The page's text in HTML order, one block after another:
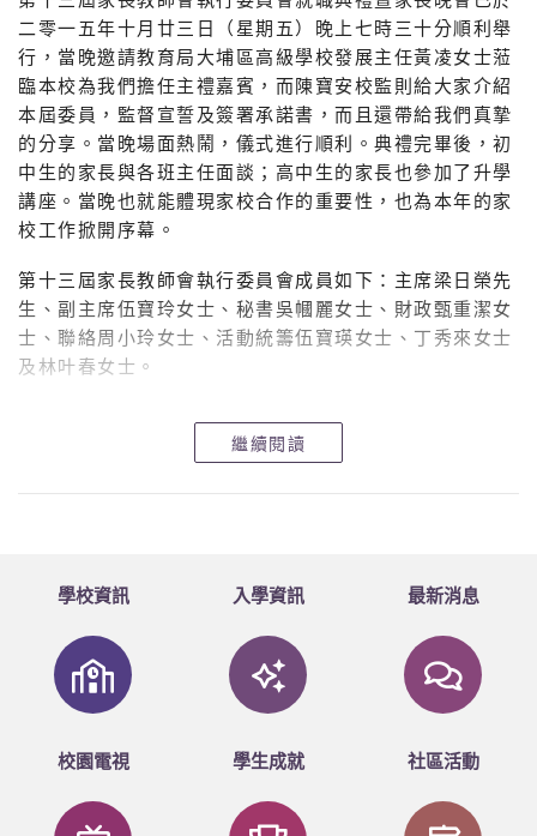
二零一五年十月廿三日（星期五）晚上七時三十分順利舉
行，當晚邀請教育局大埔區高級學校發展主任黃凌女士蒞
臨本校為我們擔任主禮嘉賓，而陳寶安校監則給大家介紹
本屆委員，監督宣誓及簽署承諾書，而且還帶給我們真摯
的分享。當晚場面熱鬧，儀式進行順利。典禮完畢後，初
中生的家長與各班主任面談；高中生的家長也參加了升學
講座。當晚也就能體現家校合作的重要性，也為本年的家
校工作掀開序幕。
第十三屆家長教師會執行委員會成員如下：主席梁日榮先
生、副主席伍寶玲女士、秘書吳幗麗女士、財政甄重潔女
士、聯絡周小玲女士、活動統籌伍寶瑛女士、丁秀來女士
及林叶春女士。
繼續閱讀
學校資訊 入學資訊 最新消息
校園電視 學生成就 社區活動